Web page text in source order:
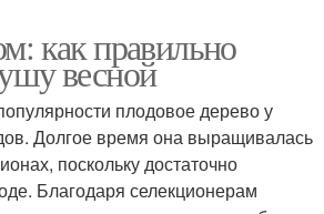
как правильно
весной
плодовое дерево у
Долгое время она выращивалась
поскольку достаточно
Благодаря селекционерам